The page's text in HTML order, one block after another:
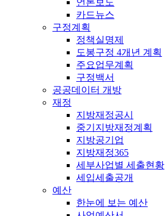
카드뉴스
구정계획
정책실명제
도봉구정 4개년 계획
주요업무계획
구정백서
공공데이터 개방
재정
지방재정공시
중기지방재정계획
지방공기업
지방재정365
세부사업별 세출현황
세입세출공개
예산
한눈에 보는 예산